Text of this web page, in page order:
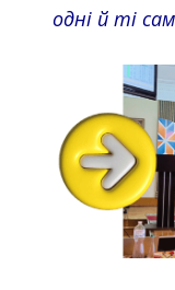
одні й ті